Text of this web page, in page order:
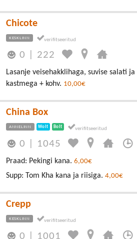
Chicote
KESKLINN
0 222
Lasanje veisehakklihaga, suvise salati
kastmega + kohv. 10,00€
China Box
ANNELINN Wolt Bolt
0 1045
Praad: Pekingi kana. 6,00€
Supp: Tom Kha kana ja riisiga. 4,00€
Crepp
KESKLINN
0 1001